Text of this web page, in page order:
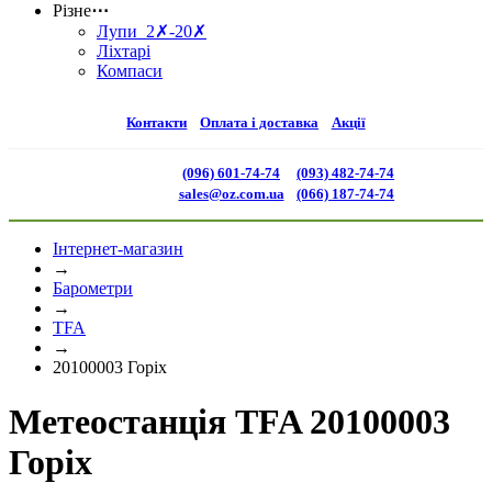
Різне⋯
Лупи 2✗-20✗
Ліхтарі
Компаси
Контакти Оплата і доставка Акції
(096) 601-74-74
sales@oz.com.ua
(093) 482-74-74
(066) 187-74-74
Інтернет-магазин
→
Барометри
→
TFA
→
20100003 Горіх
Метеостанція TFA 20100003
Горіх